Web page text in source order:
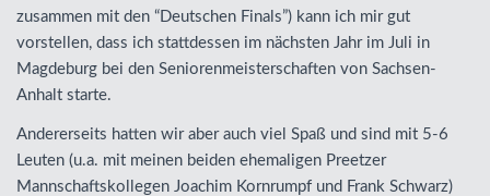
zusammen mit den “Deutschen Finals”) kann ich mir gut
vorstellen, dass ich stattdessen im nächsten Jahr im Juli in
Magdeburg bei den Seniorenmeisterschaften von Sachsen-
Anhalt starte.
Andererseits hatten wir aber auch viel Spaß und sind mit 5-6
Leuten (u.a. mit meinen beiden ehemaligen Preetzer
Mannschaftskollegen Joachim Kornrumpf und Frank Schwarz)